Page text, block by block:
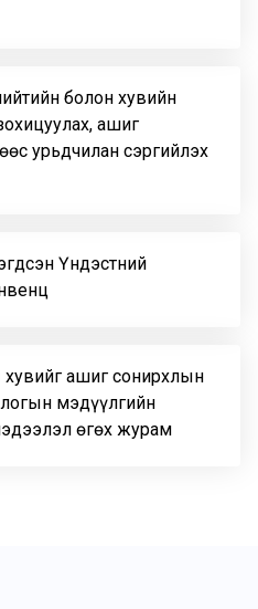
болон хувийн
ашиг
урьдчилан сэргийлэх
Үндэстний
ашиг сонирхлын
мэдүүлгийн
өгөх журам